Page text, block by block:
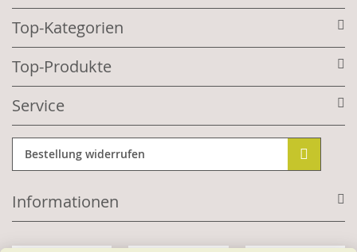
Top-Kategorien
Top-Produkte
Service
Bestellung widerrufen
Informationen